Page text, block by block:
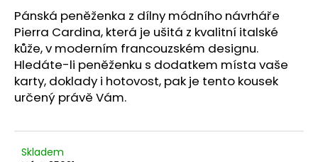
Pánská peněženka z dílny módního návrháře
Pierra Cardina, která je ušitá z kvalitní italské
kůže, v moderním francouzském designu.
Hledáte-li peněženku s dodatkem místa vaše
karty, doklady i hotovost, pak je tento kousek
určený právě Vám.
Skladem
j
e
m
e